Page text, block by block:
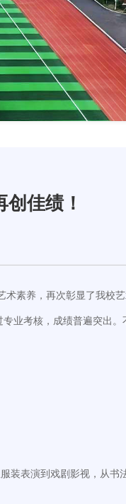
佳绩！
养，再次彰显了我校艺
考核，成绩普遍突出。
表演到戏剧影视，从书